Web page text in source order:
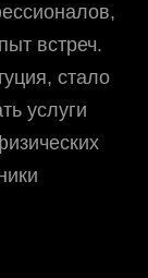
встреч.
стало
услуги